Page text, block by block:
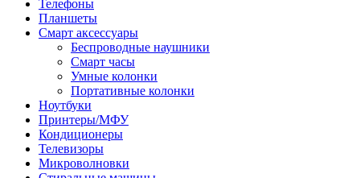
Телефоны
Планшеты
Смарт аксессуары
Беспроводные наушники
Смарт часы
Умные колонки
Портативные колонки
Ноутбуки
Принтеры/МФУ
Кондиционеры
Телевизоры
Микроволновки